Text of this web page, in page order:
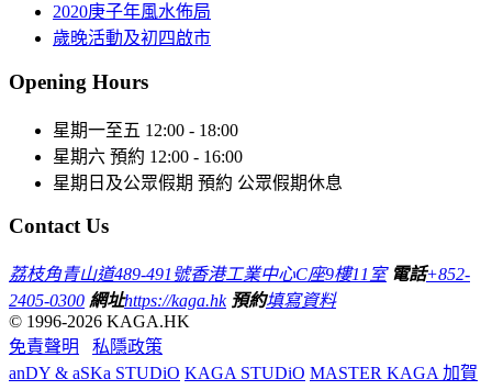
2020庚子年風水佈局
歲晚活動及初四啟市
Opening Hours
星期一至五 12:00 - 18:00
星期六 預約 12:00 - 16:00
星期日及公眾假期 預約 公眾假期休息
Contact Us
荔枝角青山道489-491號香港工業中心C座9樓11室 電話+852-
2405-0300 網址https://kaga.hk 預約填寫資料
© 1996-2026 KAGA.HK
免責聲明
私隱政策
anDY & aSKa STUDiO KAGA STUDiO MASTER KAGA 加賀